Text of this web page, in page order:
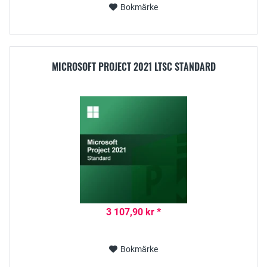
Bokmärke
MICROSOFT PROJECT 2021 LTSC STANDARD
3 107,90 kr *
Bokmärke